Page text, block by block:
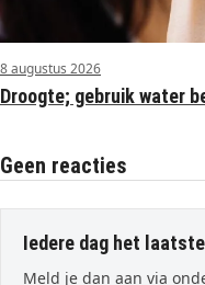
8 augustus 2026
Droogte; gebruik water
Geen reacties
Iedere dag het
Meld je dan aan via